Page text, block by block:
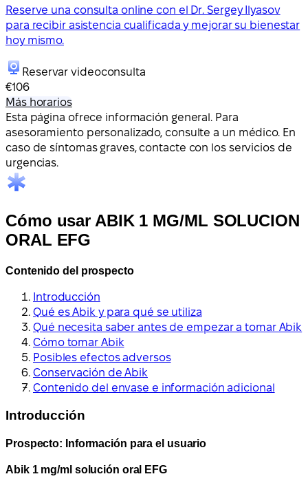
Reserve una consulta online con el Dr. Sergey Ilyasov
para recibir asistencia cualificada y mejorar su bienestar
hoy mismo.
Reservar videoconsulta
€106
Más horarios
Esta página ofrece información general. Para
asesoramiento personalizado, consulte a un médico. En
caso de síntomas graves, contacte con los servicios de
urgencias.
Cómo usar ABIK 1 MG/ML SOLUCION
ORAL EFG
Contenido del prospecto
Introducción
Qué es Abik y para qué se utiliza
Qué necesita saber antes de empezar a tomar Abik
Cómo tomar Abik
Posibles efectos adversos
Conservación de Abik
Contenido del envase e información adicional
Introducción
Prospecto: Información para el usuario
Abik 1 mg/ml solución oral EFG